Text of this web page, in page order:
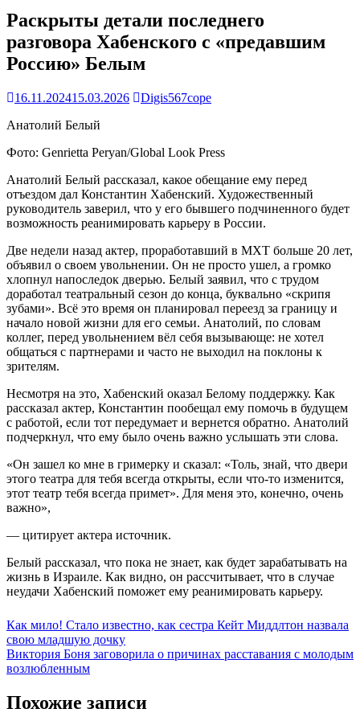
Раскрыты детали последнего
разговора Хабенского с «предавшим
Россию» Белым
16.11.202415.03.2026
Digis567cope
Анатолий Белый
Фото: Genrietta Peryan/Global Look Press
Анатолий Белый рассказал, какое обещание ему перед
отъездом дал Константин Хабенский. Художественный
руководитель заверил, что у его бывшего подчиненного будет
возможность реанимировать карьеру в России.
Две недели назад актер, проработавший в МХТ больше 20 лет,
объявил о своем увольнении. Он не просто ушел, а громко
хлопнул напоследок дверью. Белый заявил, что с трудом
доработал театральный сезон до конца, буквально «скрипя
зубами». Всё это время он планировал переезд за границу и
начало новой жизни для его семьи. Анатолий, по словам
коллег, перед увольнением вёл себя вызывающе: не хотел
общаться с партнерами и часто не выходил на поклоны к
зрителям.
Несмотря на это, Хабенский оказал Белому поддержку. Как
рассказал актер, Константин пообещал ему помочь в будущем
с работой, если тот передумает и вернется обратно. Анатолий
подчеркнул, что ему было очень важно услышать эти слова.
«Он зашел ко мне в гримерку и сказал: «Толь, знай, что двери
этого театра для тебя всегда открыты, если что-то изменится,
этот театр тебя всегда примет». Для меня это, конечно, очень
важно»,
— цитирует актера источник.
Белый рассказал, что пока не знает, как будет зарабатывать на
жизнь в Израиле. Как видно, он рассчитывает, что в случае
неудачи Хабенский поможет ему реанимировать карьеру.
Навигация
по
записям
Как мило! Стало известно, как сестра Кейт Миддлтон назвала
свою младшую дочку
Виктория Боня заговорила о причинах расставания с молодым
возлюбленным
Похожие записи